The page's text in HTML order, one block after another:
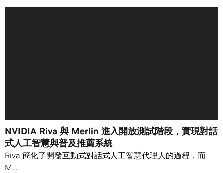
NVIDIA Riva 與 Merlin 進入開放測試階段，實現對話
式人工智慧與普及推薦系統
Riva 簡化了開發互動式對話式人工智慧代理人的過程，而
M…